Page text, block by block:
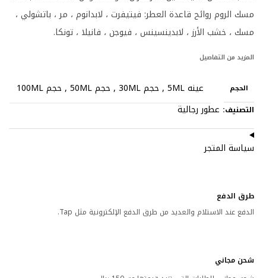
مسك الروم روائح قاعدة العطر: فيتيفرت ، لابدانوم ، مر ، باتشولي ،
مسك ، خشب الأرز ، لابدينسينس ، فيوجن ، فانيلا ، تونكا.
المزيد من التفاصيل
الحجم عينه 5ML , حجم 30ML , حجم 50ML , حجم 100ML
التصنيف: عطور رجالية
سياسة المتجر
طرق الدفع
الدفع عند الاستلام والعديد من طرق الدفع الإلكترونية مثل Tap.
شحن مجاني